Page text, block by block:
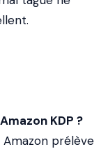
KDP ?
Amazon prélève